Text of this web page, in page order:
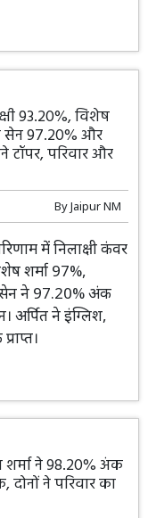
93.20%, विशेष
सेन 97.20% और
टॉपर, परिवार और
ByJaipur NM
में निलाक्षी कंवर
शर्मा 97%,
सेन ने 97.20% अंक
अर्पित ने इंग्लिश,
शर्मा ने 98.20% अंक
ने परिवार का